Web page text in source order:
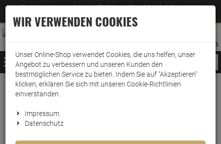
Jetzt für den Newsletter entscheiden und 5% Rabatt auf Ihre nächste Bestellung erhalten
–Zum Newsletter
ANMELDEN
AUFKLAPPEN
MERKZETTEL
WARENKORB:
MENÜ
www.wark24.de Drogerie Wäschepflege Wäscheparfüm
WIR VERWENDEN COOKIES
Unser Online-Shop verwendet Cookies, die uns helfen, unser
Angebot zu verbessern und unseren Kunden den
bestmöglichen Service zu bieten. Indem Sie auf "Akzeptieren"
klicken, erklären Sie sich mit unseren Cookie-Richtlinien
einverstanden.
Impressum
Datenschutz